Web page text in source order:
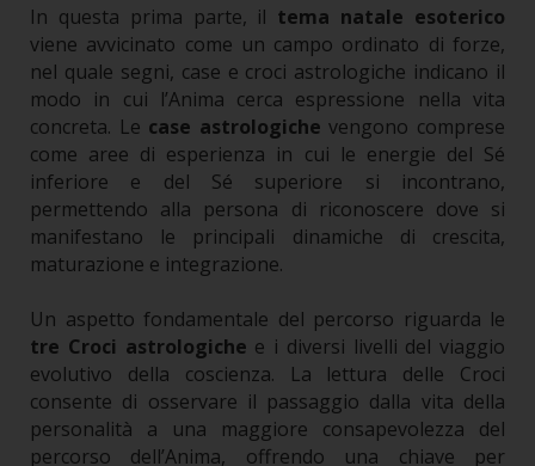
In questa prima parte, il tema natale esoterico
viene avvicinato come un campo ordinato di forze,
nel quale segni, case e croci astrologiche indicano il
modo in cui l’Anima cerca espressione nella vita
concreta. Le case astrologiche vengono comprese
come aree di esperienza in cui le energie del Sé
inferiore e del Sé superiore si incontrano,
permettendo alla persona di riconoscere dove si
manifestano le principali dinamiche di crescita,
maturazione e integrazione.
Un aspetto fondamentale del percorso riguarda le
tre Croci astrologiche e i diversi livelli del viaggio
evolutivo della coscienza. La lettura delle Croci
consente di osservare il passaggio dalla vita della
personalità a una maggiore consapevolezza del
percorso dell’Anima, offrendo una chiave per